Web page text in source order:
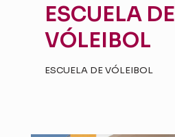
ESCUELA DE
VÓLEIBOL
ESCUELA DE VÓLEIBOL